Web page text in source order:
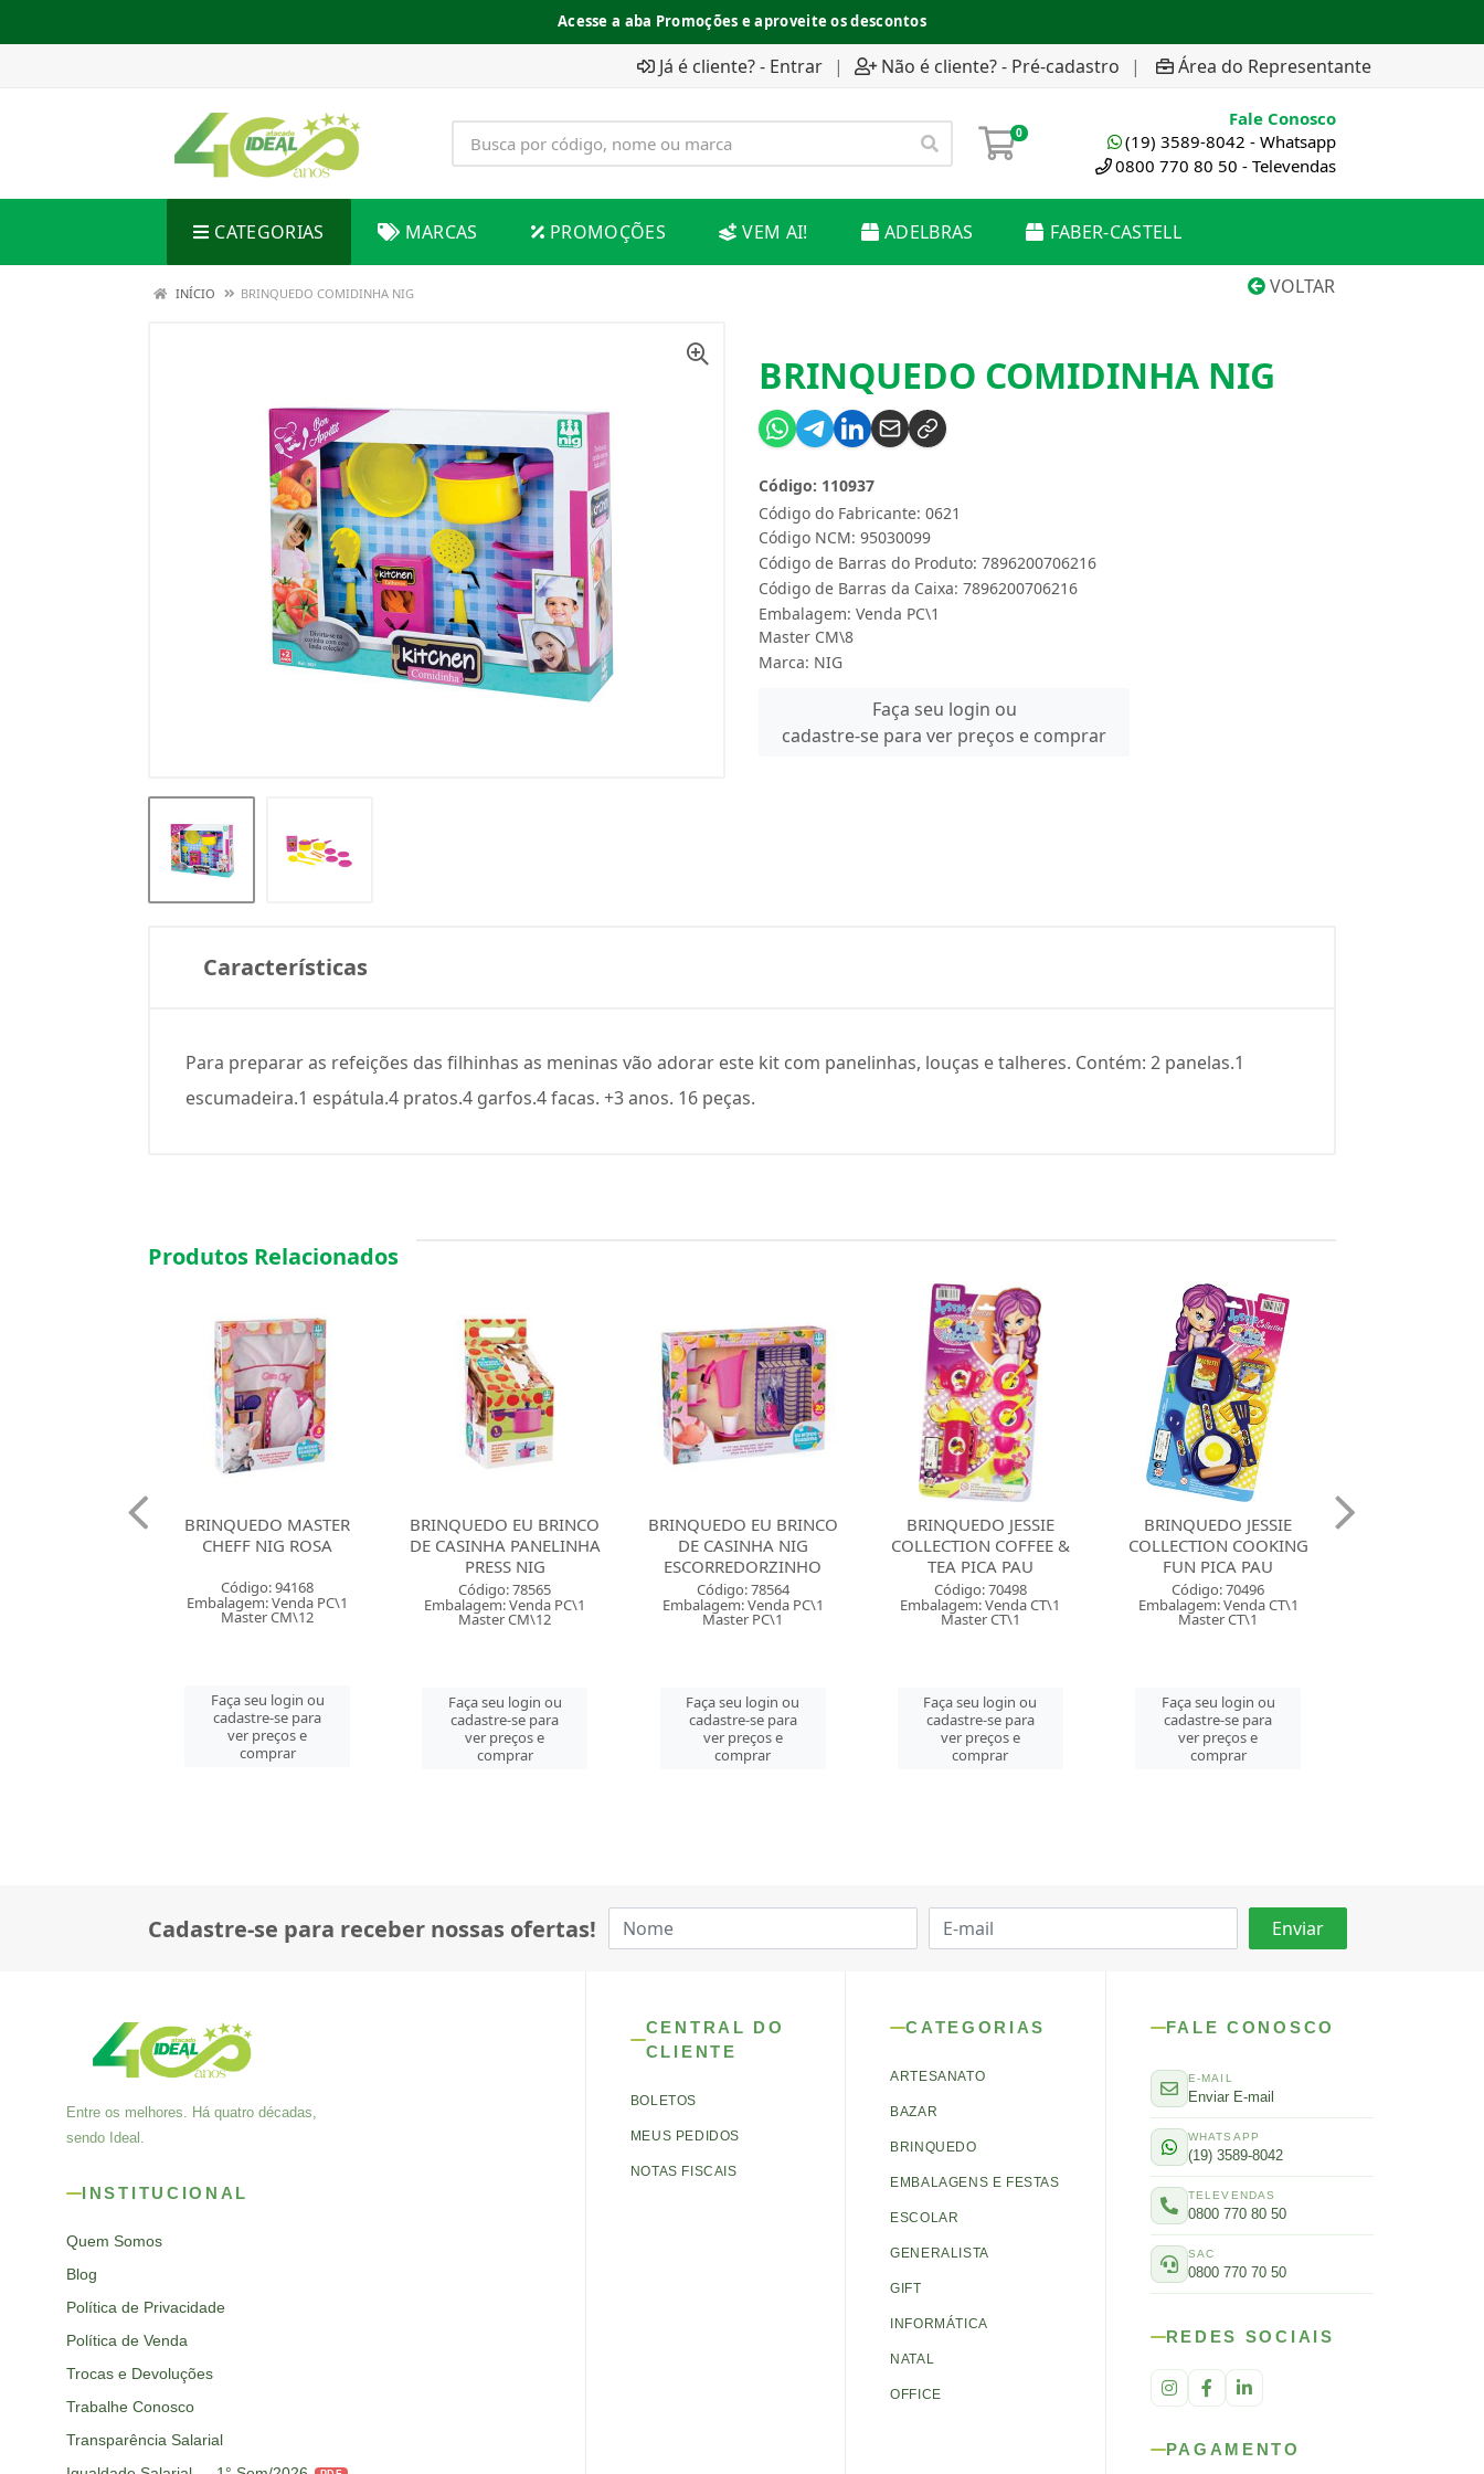
Acesse a aba Promoções e aproveite os descontos
Já é cliente? - Entrar | Não é cliente? - Pré-cadastro | Área do Representante
0
Fale Conosco
(19) 3589-8042 - Whatsapp
0800 770 80 50 - Televendas
CATEGORIAS MARCAS PROMOÇÕES VEM AI! ADELBRAS FABER-CASTELL
VOLTAR
INÍCIO BRINQUEDO COMIDINHA NIG
BRINQUEDO COMIDINHA NIG
Código do Fabricante: 0621
Código: 110937
Código NCM: 95030099
Código de Barras do Produto: 7896200706216
Código de Barras da Caixa: 7896200706216
Embalagem: Venda PC\1
Master CM\8
Marca: NIG
Faça seu login ou
cadastre-se para ver preços e comprar
Características
Para preparar as refeições das filhinhas as meninas vão adorar este kit com panelinhas, louças e talheres. Contém: 2 panelas.1
escumadeira.1 espátula.4 pratos.4 garfos.4 facas. +3 anos. 16 peças.
Produtos Relacionados
BRINQUEDO EU BRINCO
DE CASINHA PANELINHA
Código: 78565
Embalagem: Venda PC\1
Master CM\12
Faça seu login ou
cadastre-se para
ver preços e
comprar
BRINQUEDO EU BRINCO
DE CASINHA NIG
ESCORREDORZINHO
Código: 78564
Embalagem: Venda PC\1
Master PC\1
Faça seu login ou
cadastre-se para
ver preços e
comprar
BRINQUEDO JESSIE
COLLECTION COFFEE &
TEA PICA PAU
Código: 70498
Embalagem: Venda CT\1
Master CT\1
Faça seu login ou
cadastre-se para
ver preços e
comprar
BRINQUEDO JESSIE
COLLECTION COOKING
FUN PICA PAU
Código: 70496
Embalagem: Venda CT\1
Master CT\1
Faça seu login ou
cadastre-se para
ver preços e
comprar
BRINQUEDO EU BRINCO
DE CASINHA CAFE COM
BOLINHO NIG
Código: 68199
Embalagem: Venda PC\1
Master CM\8
Faça seu login ou
cadastre-se para
ver preços e
comprar
Cadastre-se para receber nossas ofertas!
Entre os melhores. Há quatro décadas,
sendo Ideal.
INSTITUCIONAL
Quem Somos
Blog
Política de Privacidade
Política de Venda
Trocas e Devoluções
Trabalhe Conosco
Transparência Salarial
CENTRAL DO
CLIENTE
BOLETOS
MEUS PEDIDOS
NOTAS FISCAIS
CATEGORIAS
ARTESANATO
BAZAR
BRINQUEDO
EMBALAGENS E FESTAS
ESCOLAR
GENERALISTA
GIFT
INFORMÁTICA
NATAL
OFFICE
FALE CONOSCO
E-MAIL
Enviar E-mail
WHATSAPP
(19) 3589-8042
TELEVENDAS
0800 770 80 50
SAC
0800 770 70 50
REDES SOCIAIS
PAGAMENTO